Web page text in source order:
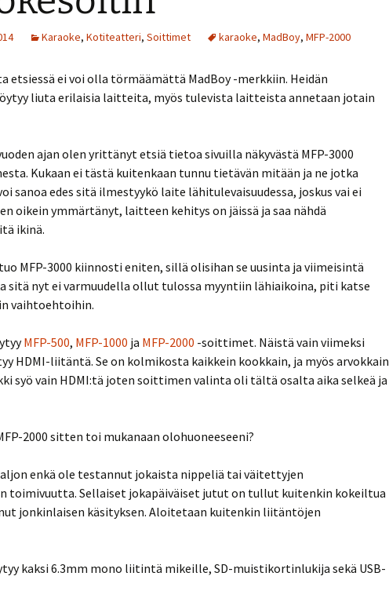
Karaoke, Kotiteatteri, Soittimet karaoke, MadBoy, MFP-2000
etsiessä ei voi olla törmäämättä MadBoy -merkkiin. Heidän
liuta erilaisia laitteita, myös tulevista laitteista annetaan jotain
ajan olen yrittänyt etsiä tietoa sivuilla näkyvästä MFP-3000
Kukaan ei tästä kuitenkaan tunnu tietävän mitään ja ne jotka
sanoa edes sitä ilmestyykö laite lähitulevaisuudessa, joskus vai ei
oikein ymmärtänyt, laitteen kehitys on jäissä ja saa nähdä
ikinä.
MFP-3000 kiinnosti eniten, sillä olisihan se uusinta ja viimeisintä
sitä nyt ei varmuudella ollut tulossa myyntiin lähiaikoina, piti katse
vaihtoehtoihin.
MFP-500, MFP-1000 ja MFP-2000 -soittimet. Näistä vain viimeksi
HDMI-liitäntä. Se on kolmikosta kaikkein kookkain, ja myös arvokkain
syö vain HDMI:tä joten soittimen valinta oli tältä osalta aika selkeä ja
2000 sitten toi mukanaan olohuoneeseeni?
enkä ole testannut jokaista nippeliä tai väitettyjen
toimivuutta. Sellaiset jokapäiväiset jutut on tullut kuitenkin kokeiltua
jonkinlaisen käsityksen. Aloitetaan kuitenkin liitäntöjen
kaksi 6.3mm mono liitintä mikeille, SD-muistikortinlukija sekä USB-